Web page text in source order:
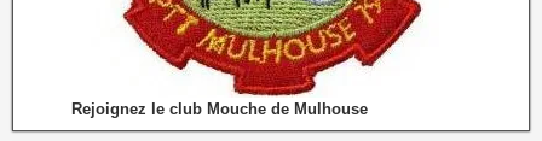
Rejoignez le club Mouche de Mulhouse